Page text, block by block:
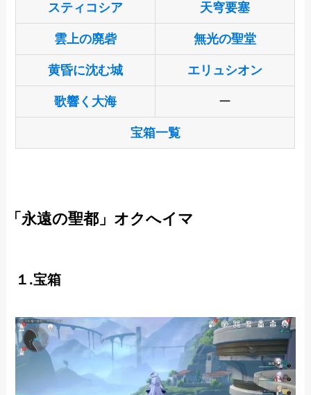
スティコシア 天穹要塞
雲上の廃砦 無光の聖堂
黄昏に沈む城 エリュシオン
歌響く大海 ー
宝箱一覧
「永遠の聖都」オクへイマ
１.宝箱